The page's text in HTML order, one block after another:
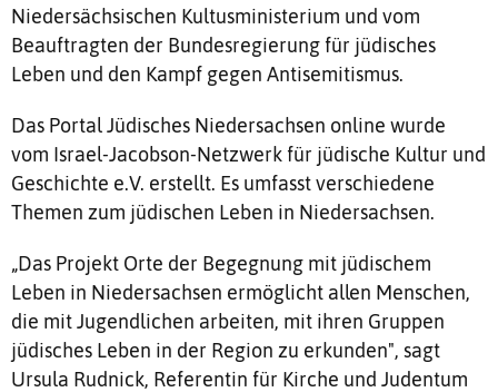
Niedersächsischen Kultusministerium und vom
Beauftragten der Bundesregierung für jüdisches
Leben und den Kampf gegen Antisemitismus.
Das Portal Jüdisches Niedersachsen online wurde
vom Israel-Jacobson-Netzwerk für jüdische Kultur und
Geschichte e.V. erstellt. Es umfasst verschiedene
Themen zum jüdischen Leben in Niedersachsen.
„Das Projekt Orte der Begegnung mit jüdischem
Leben in Niedersachsen ermöglicht allen Menschen,
die mit Jugendlichen arbeiten, mit ihren Gruppen
jüdisches Leben in der Region zu erkunden", sagt
Ursula Rudnick, Referentin für Kirche und Judentum